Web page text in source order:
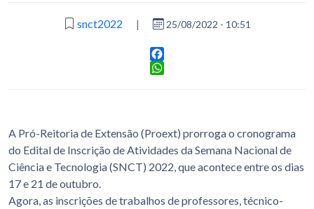
snct2022 | 25/08/2022 - 10:51
Facebook
A Pró-Reitoria de Extensão (Proext) prorroga o cronograma
do Edital de Inscrição de Atividades da Semana Nacional de
Ciência e Tecnologia (SNCT) 2022, que acontece entre os dias
17 e 21 de outubro.
Agora, as inscrições de trabalhos de professores, técnico-